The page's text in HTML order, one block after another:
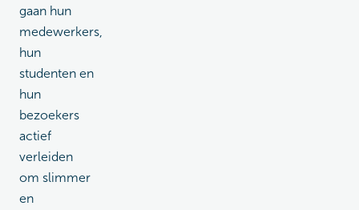
gaan hun
medewerkers,
hun
studenten en
hun
bezoekers
actief
verleiden
om slimmer
en